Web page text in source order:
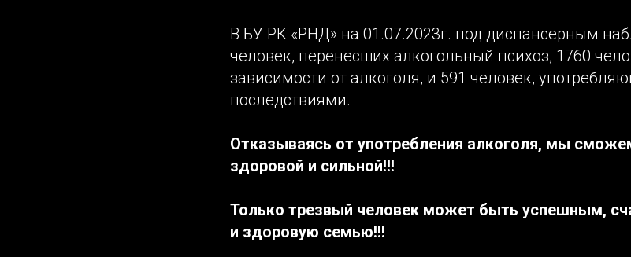
В БУ РК «РНД» на 01.07.2023г. под диспансерным
человек, перенесших алкогольный психоз, 1760
зависимости от алкоголя, и 591 человек,
последствиями.
Отказываясь от употребления алкоголя, мы
здоровой и сильной!!!
Только трезвый человек может быть успешным,
и здоровую семью!!!